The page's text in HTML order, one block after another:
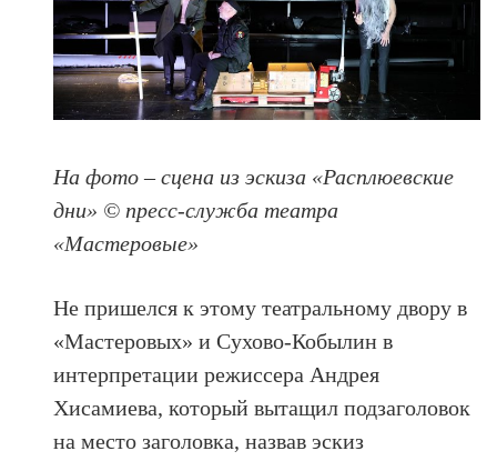
На фото – сцена из эскиза «Расплюевские
дни» © пресс-служба театра
«Мастеровые»
Не пришелся к этому театральному двору в
«Мастеровых» и Сухово-Кобылин в
интерпретации режиссера Андрея
Хисамиева, который вытащил подзаголовок
на место заголовка, назвав эскиз